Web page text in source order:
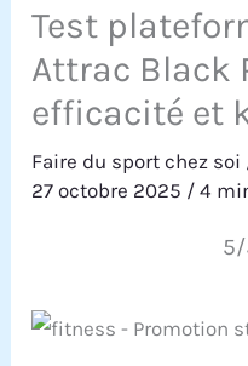
Test
Attrac Black
efficacité et
Faire du sport chez soi
27 octobre 2025 /4